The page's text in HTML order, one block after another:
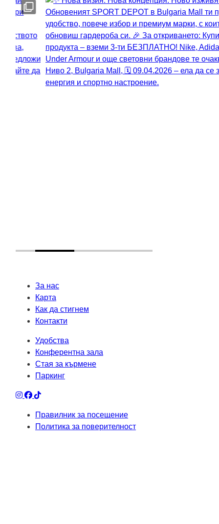
За нас
Карта
Как да стигнем
Контакти
Удобства
Конферентна зала
Стая за кърмене
Паркинг
Правилник за посещение
Политика за поверителност